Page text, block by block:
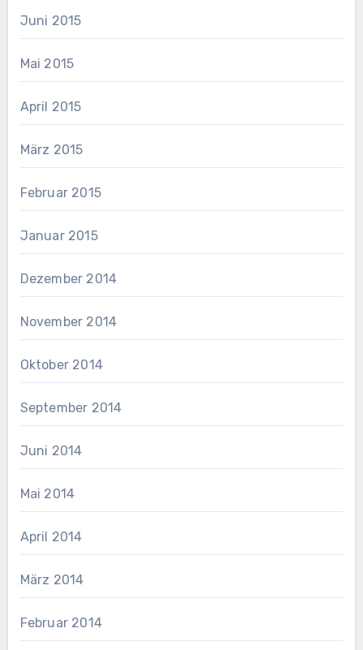
Juni 2015
Mai 2015
April 2015
März 2015
Februar 2015
Januar 2015
Dezember 2014
November 2014
Oktober 2014
September 2014
Juni 2014
Mai 2014
April 2014
März 2014
Februar 2014